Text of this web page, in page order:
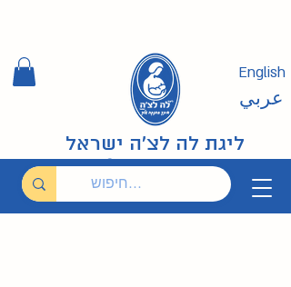
ליגת לה לצ'ה ישראל
English
عربي